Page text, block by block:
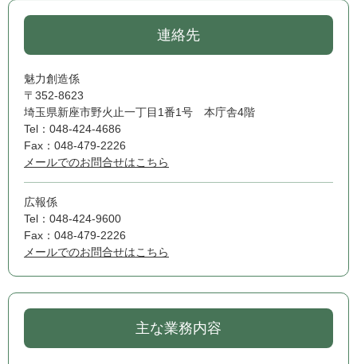
連絡先
魅力創造係
〒352-8623
埼玉県新座市野火止一丁目1番1号 本庁舎4階
Tel：048-424-4686
Fax：048-479-2226
メールでのお問合せはこちら
広報係
Tel：048-424-9600
Fax：048-479-2226
メールでのお問合せはこちら
主な業務内容